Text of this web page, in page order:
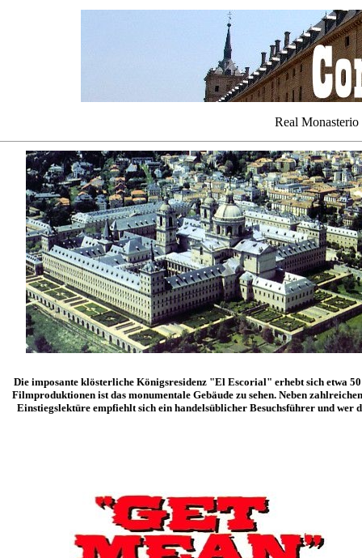
Real
Die imposante klösterliche Königsresidenz "El Escorial" erhebt sich etwa
Filmproduktionen ist das monumentale Gebäude zu sehen. Neben
Einstiegslektüre empfiehlt sich ein handelsüblicher Besuchsführer und